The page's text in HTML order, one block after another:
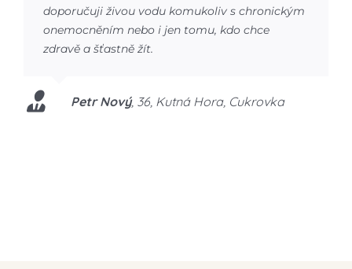
doporučuji živou vodu komukoliv s chronickým
onemocněním nebo i jen tomu, kdo chce
zdravě a šťastně žít.
Petr Nový, 36, Kutná Hora, Cukrovka